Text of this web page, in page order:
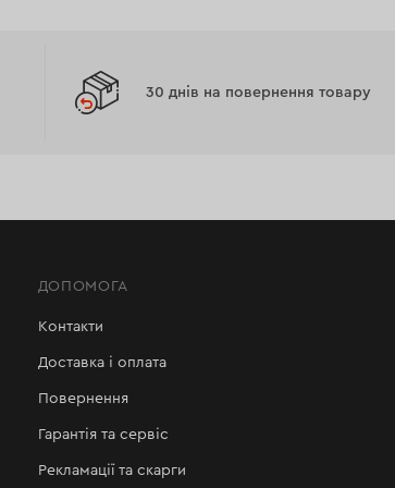
30 днів на повернення товару
ДОПОМОГА
Контакти
Доставка і оплата
Повернення
Гарантія та сервіс
Рекламації та скарги